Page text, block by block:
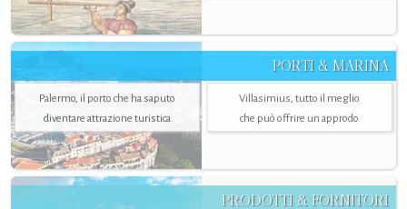
PORTI & MARINA
Palermo, il porto che ha saputo
diventare attrazione turistica
Villasimius, tutto il meglio
che può offrire un approdo
PRODOTTI & FORNITORI